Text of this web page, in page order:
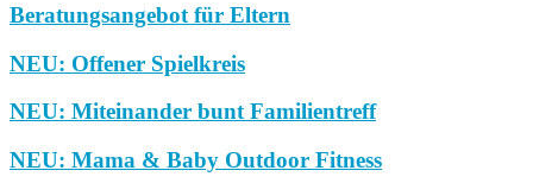
Beratungsangebot für Eltern
NEU: Offener Spielkreis
NEU: Miteinander bunt Familientreff
NEU: Mama & Baby Outdoor Fitness